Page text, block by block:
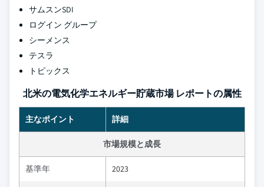
サムスンSDI
ログイン グループ
シーメンス
テスラ
トピックス
北米の電気化学エネルギー貯蔵市場 レポートの属性
主なポイント 詳細
市場規模と成長
基準年 2023